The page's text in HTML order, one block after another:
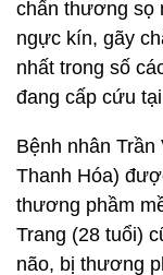
chấn thương sọ
ngực kín, gãy
nhất trong số
đang cấp cứu
Bệnh nhân
Thanh Hóa)
thương phầm
Trang (28 tuổi)
não, bị thương